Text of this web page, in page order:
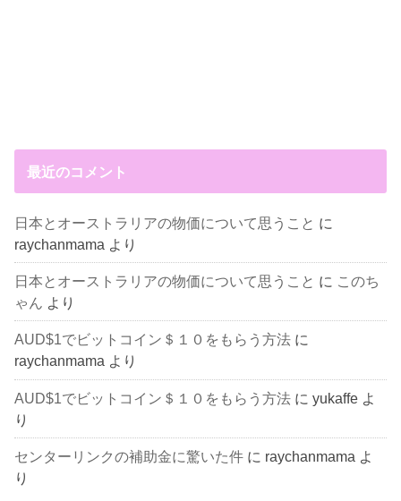
最近のコメント
日本とオーストラリアの物価について思うこと に
raychanmama より
日本とオーストラリアの物価について思うこと に このち
ゃん より
AUD$1でビットコイン＄１０をもらう方法 に
raychanmama より
AUD$1でビットコイン＄１０をもらう方法 にyukaffe よ
り
センターリンクの補助金に驚いた件 に raychanmama よ
り